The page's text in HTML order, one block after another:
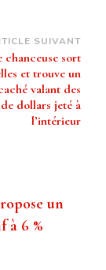
SUIVANT
chanceuse sort
et trouve un
valant des
dollars jeté à
l’intérieur
un
à 6 %